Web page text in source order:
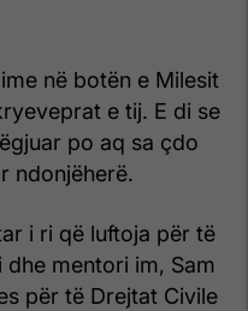
në botën e Milesit
e tij. E di se
po aq sa çdo
ndonjëherë.
i ri që luftoja për të
mentori im, Sam
për të Drejtat Civile